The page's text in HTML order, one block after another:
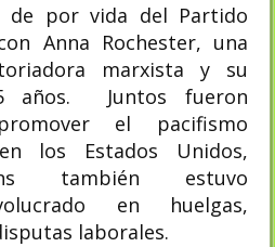
de por vida del Partido
Anna Rochester, una
marxista y su
años. Juntos fueron
el pacifismo
los Estados Unidos,
también estuvo
en huelgas,
laborales.